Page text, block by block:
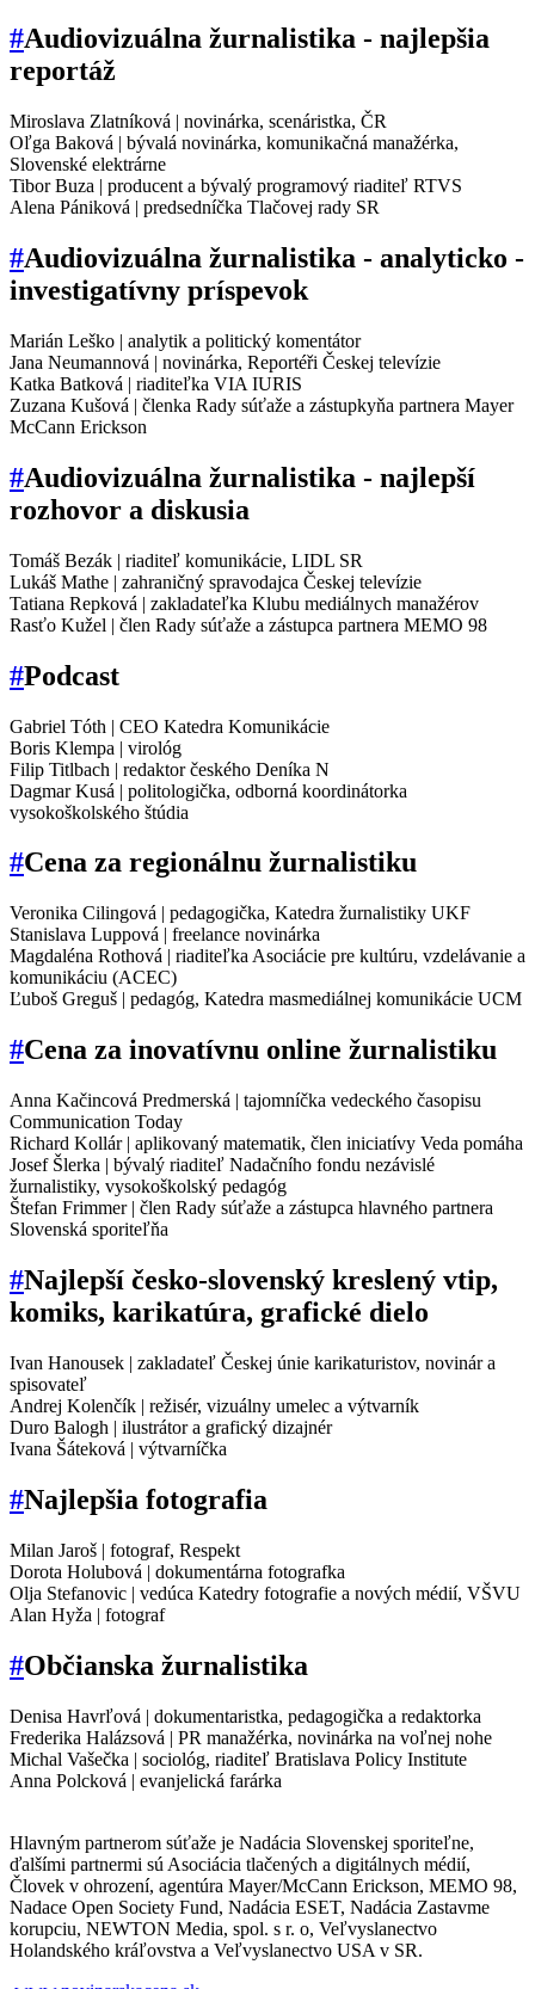
#Audiovizuálna žurnalistika - najlepšia
reportáž
Miroslava Zlatníková | novinárka, scenáristka, ČR
Oľga Baková | bývalá novinárka, komunikačná manažérka,
Slovenské elektrárne
Tibor Buza | producent a bývalý programový riaditeľ RTVS
Alena Pániková | predsedníčka Tlačovej rady SR
#Audiovizuálna žurnalistika - analyticko -
investigatívny príspevok
Marián Leško | analytik a politický komentátor
Jana Neumannová | novinárka, Reportéři Českej televízie
Katka Batková | riaditeľka VIA IURIS
Zuzana Kušová | členka Rady súťaže a zástupkyňa partnera Mayer
McCann Erickson
#Audiovizuálna žurnalistika - najlepší
rozhovor a diskusia
Tomáš Bezák | riaditeľ komunikácie, LIDL SR
Lukáš Mathe | zahraničný spravodajca Českej televízie
Tatiana Repková | zakladateľka Klubu mediálnych manažérov
Rasťo Kužel | člen Rady súťaže a zástupca partnera MEMO 98
#Podcast
Gabriel Tóth | CEO Katedra Komunikácie
Boris Klempa | virológ
Filip Titlbach | redaktor českého Deníka N
Dagmar Kusá | politologička, odborná koordinátorka
vysokoškolského štúdia
#Cena za regionálnu žurnalistiku
Veronika Cilingová | pedagogička, Katedra žurnalistiky UKF
Stanislava Luppová | freelance novinárka
Magdaléna Rothová | riaditeľka Asociácie pre kultúru, vzdelávanie a
komunikáciu (ACEC)
Ľuboš Greguš | pedagóg, Katedra masmediálnej komunikácie UCM
#Cena za inovatívnu online žurnalistiku
Anna Kačincová Predmerská | tajomníčka vedeckého časopisu
Communication Today
Richard Kollár | aplikovaný matematik, člen iniciatívy Veda pomáha
Josef Šlerka | bývalý riaditeľ Nadačního fondu nezávislé
žurnalistiky, vysokoškolský pedagóg
Štefan Frimmer | člen Rady súťaže a zástupca hlavného partnera
Slovenská sporiteľňa
#Najlepší česko-slovenský kreslený vtip,
komiks, karikatúra, grafické dielo
Ivan Hanousek | zakladateľ Českej únie karikaturistov, novinár a
spisovateľ
Andrej Kolenčík | režisér, vizuálny umelec a výtvarník
Duro Balogh | ilustrátor a grafický dizajnér
Ivana Šáteková | výtvarníčka
#Najlepšia fotografia
Milan Jaroš | fotograf, Respekt
Dorota Holubová | dokumentárna fotografka
Olja Stefanovic | vedúca Katedry fotografie a nových médií, VŠVU
Alan Hyža | fotograf
#Občianska žurnalistika
Denisa Havrľová | dokumentaristka, pedagogička a redaktorka
Frederika Halázsová | PR manažérka, novinárka na voľnej nohe
Michal Vašečka | sociológ, riaditeľ Bratislava Policy Institute
Anna Polcková | evanjelická farárka
Hlavným partnerom súťaže je Nadácia Slovenskej sporiteľne,
ďalšími partnermi sú Asociácia tlačených a digitálnych médií,
Človek v ohrození, agentúra Mayer/McCann Erickson, MEMO 98,
Nadace Open Society Fund, Nadácia ESET, Nadácia Zastavme
korupciu, NEWTON Media, spol. s r. o, Veľvyslanectvo
Holandského kráľovstva a Veľvyslanectvo USA v SR.